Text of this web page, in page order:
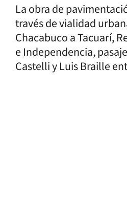
La obra de
través de vialidad
Chacabuco a Tacuarí,
e Independencia,
Castelli y Luis Braille